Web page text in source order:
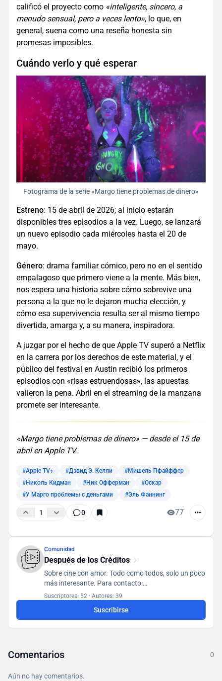
calificó el proyecto como «inteligente, sincero, a
menudo sensual, pero a veces lento», lo que, en
general, suena como una reseña honesta sin
promesas imposibles.
Cuándo verlo y qué esperar
Fotograma de la serie «Margo tiene problemas de dinero»
Estreno: 15 de abril de 2026; al inicio estarán
disponibles tres episodios a la vez. Luego, se lanzará
un nuevo episodio cada miércoles hasta el 20 de
mayo.
Género: drama familiar cómico, pero no en el sentido
empalagoso que primero viene a la mente. Más bien,
nos espera una historia sobre cómo sobrevive una
persona a la que no le dejaron mucha elección, y
cómo esa supervivencia resulta ser al mismo tiempo
divertida, amarga y, a su manera, inspiradora.
A juzgar por el hecho de que Apple TV superó a Netflix
en la carrera por los derechos de este material, y el
público del festival en Austin recibió los primeros
episodios con «risas estruendosas», las apuestas
valieron la pena. Abril en el streaming de la manzana
promete ser interesante.
«Margo tiene problemas de dinero» — desde el 15 de
abril en Apple TV.
#Apple TV+ #Дэвид Э. Келли
#Мишель Пфайффер
#Николь Кидман
#Ник Офферман
#Оскар
#У Марго проблемы с деньгами
#Эль Фаннинг
1 0 77
Comunidad
Después de los Créditos
Sobre cine con amor. Todo como todos, solo un poco
más interesante. Para contacto:
posletitrov@yandex.ru
Suscriptores: 52 · Autores: 39
Suscribirse
Comentarios 0
Aún no hay comentarios.